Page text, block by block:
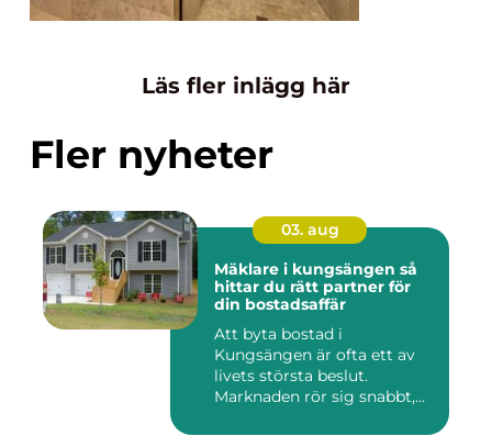
Läs fler inlägg här
Fler nyheter
03. aug
Mäklare i kungsängen så
hittar du rätt partner för
din bostadsaffär
Att byta bostad i
Kungsängen är ofta ett av
livets största beslut.
Marknaden rör sig snabbt,